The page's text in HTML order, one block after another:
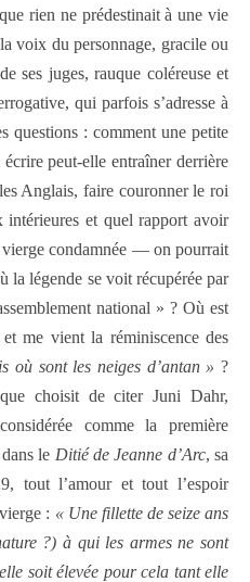
rien ne prédestinait à une vie
voix du personnage, gracile ou
ses juges, rauque coléreuse et
qui parfois s’adresse à
questions : comment une petite
peut-elle entraîner derrière
Anglais, faire couronner le roi
et quel rapport avoir
vierge condamnée — on pourrait
la légende se voit récupérée par
national » ? Où est
me vient la réminiscence des
où sont les neiges d’antan » ?
choisit de citer Juni Dahr,
comme la première
le Ditié de Jeanne d’Arc, sa
tout l’amour et tout l’espoir
: « Une fillette de seize ans
?) à qui les armes ne sont
soit élevée pour cela tant elle